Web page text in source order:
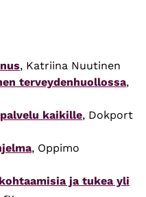
, Katriina Nuutinen
terveydenhuollossa,
kaikille, Dokport
, Oppimo
ja tukea yli